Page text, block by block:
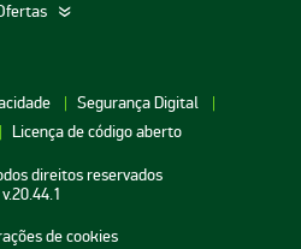
Carros Porto Alegre
de Carros BH
Porto Seguro
Segurança Digital
Licença de código aberto
direitos reservados
v.20.44.1
de cookies